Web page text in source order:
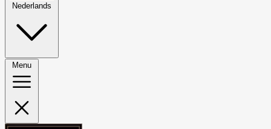
Nederlands
Menu